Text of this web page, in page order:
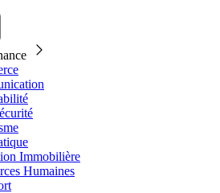
Immobilière
Humaines